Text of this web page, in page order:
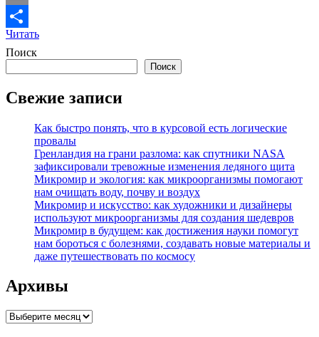
Email
Отправить
Читать
Поиск
Поиск
Свежие записи
Как быстро понять, что в курсовой есть логические
провалы
Гренландия на грани разлома: как спутники NASA
зафиксировали тревожные изменения ледяного щита
Микромир и экология: как микроорганизмы помогают
нам очищать воду, почву и воздух
Микромир и искусство: как художники и дизайнеры
используют микроорганизмы для создания шедевров
Микромир в будущем: как достижения науки помогут
нам бороться с болезнями, создавать новые материалы и
даже путешествовать по космосу
Архивы
Архивы